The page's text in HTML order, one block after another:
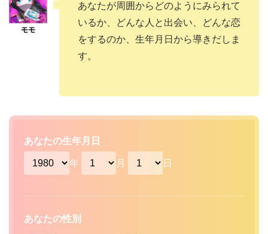
あなたが周囲からどのようにみられて
いるか、どんな人と出会い、どんな恋
をするのか、生年月日から導きだしま
す。
あなたの生年月日
年 月 日
あなたの性別